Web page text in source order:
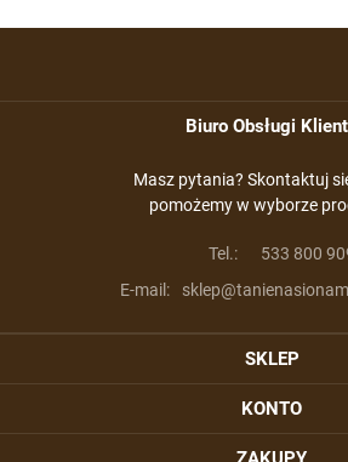
Biuro Obsługi
Masz pytania? Skontaktuj
pomożemy w wyborze
Tel.:
533 800
E-mail:
SKLEP
KONTO